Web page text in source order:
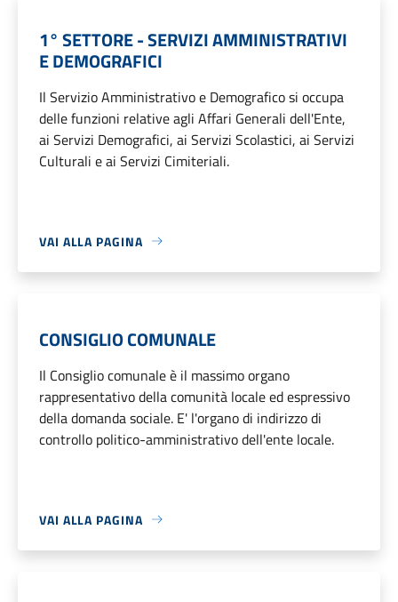
1° SETTORE - SERVIZI AMMINISTRATIVI
E DEMOGRAFICI
Il Servizio Amministrativo e Demografico si occupa
delle funzioni relative agli Affari Generali dell'Ente,
ai Servizi Demografici, ai Servizi Scolastici, ai Servizi
Culturali e ai Servizi Cimiteriali.
VAI ALLA PAGINA
CONSIGLIO COMUNALE
Il Consiglio comunale è il massimo organo
rappresentativo della comunità locale ed espressivo
della domanda sociale. E' l'organo di indirizzo di
controllo politico-amministrativo dell'ente locale.
VAI ALLA PAGINA